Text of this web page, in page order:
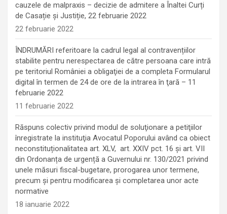
cauzele de malpraxis – decizie de admitere a Înaltei Curți
de Casație și Justiție, 22 februarie 2022
22 februarie 2022
ÎNDRUMĂRI referitoare la cadrul legal al contravențiilor
stabilite pentru nerespectarea de către persoana care intră
pe teritoriul României a obligaţiei de a completa Formularul
digital în termen de 24 de ore de la intrarea în ţară – 11
februarie 2022
11 februarie 2022
Răspuns colectiv privind modul de soluţionare a petiţiilor
înregistrate la instituţia Avocatul Poporului având ca obiect
neconstituționalitatea art. XLV, art. XXIV pct. 16 și art. VII
din Ordonanța de urgență a Guvernului nr. 130/2021 privind
unele măsuri fiscal-bugetare, prorogarea unor termene,
precum şi pentru modificarea şi completarea unor acte
normative
18 ianuarie 2022